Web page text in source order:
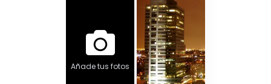
Añade tus fotos